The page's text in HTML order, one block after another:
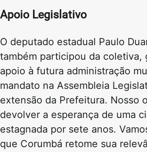
Apoio Legislativo
O deputado estadual Paulo
também participou da coletiva,
apoio à futura administração
mandato na Assembleia
extensão da Prefeitura. Nosso
devolver a esperança de uma
estagnada por sete anos.
que Corumbá retome sua